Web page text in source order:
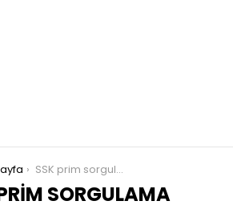
SSK prim sorgulama
SORGULAMA